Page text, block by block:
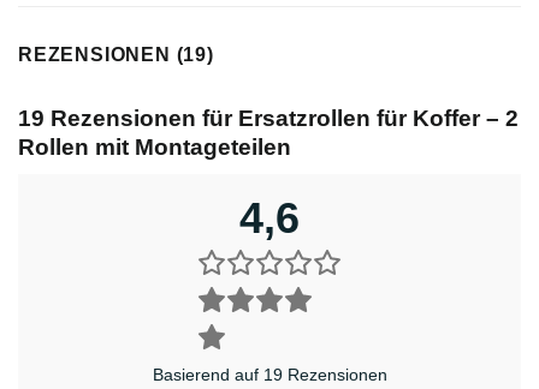
REZENSIONEN (19)
19 Rezensionen für Ersatzrollen für Koffer – 2
Rollen mit Montageteilen
4,6
Basierend auf 19 Rezensionen